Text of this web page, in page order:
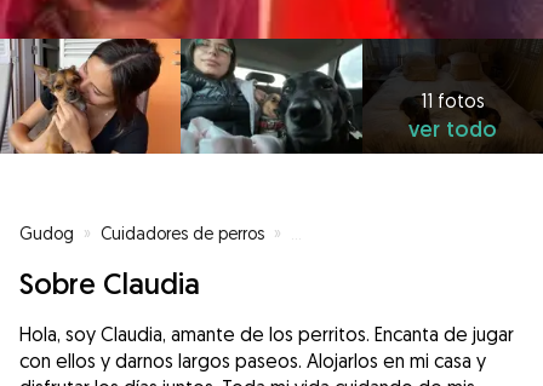
11 fotos
ver todo
Gudog » Cuidadores de perros »
Sobre Claudia
Hola, soy Claudia, amante de los perritos. Encanta de jugar
con ellos y darnos largos paseos. Alojarlos en mi casa y